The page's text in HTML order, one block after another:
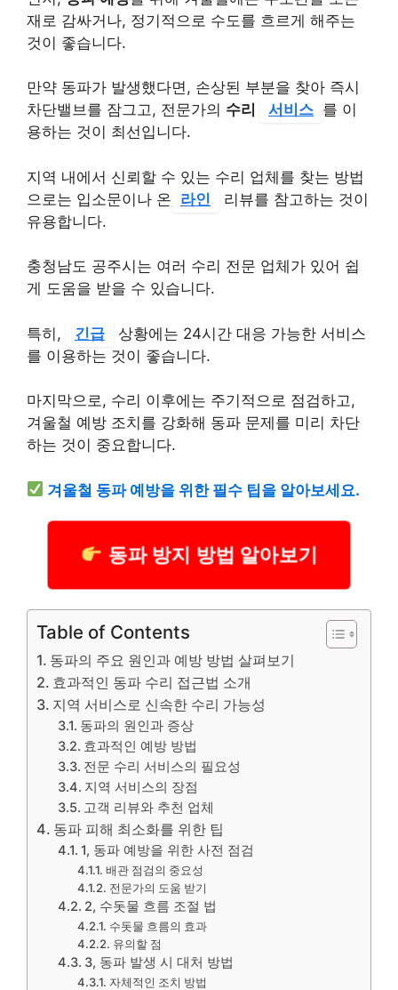
재로 감싸거나, 정기적으로 수도를 흐르게 해주는
것이 좋습니다.
만약 동파가 발생했다면, 손상된 부분을 찾아 즉시
차단밸브를 잠그고, 전문가의 수리 서비스 를 이
용하는 것이 최선입니다.
지역 내에서 신뢰할 수 있는 수리 업체를 찾는 방법
으로는 입소문이나 온 라인
리뷰를 참고하는 것이
유용합니다.
충청남도 공주시는 여러 수리 전문 업체가 있어 쉽
게 도움을 받을 수 있습니다.
특히, 긴급
상황에는 24시간 대응 가능한 서비스
를 이용하는 것이 좋습니다.
마지막으로, 수리 이후에는 주기적으로 점검하고,
겨울철 예방 조치를 강화해 동파 문제를 미리 차단
하는 것이 중요합니다.
겨울철 동파 예방을 위한 필수 팁을 알아보세요.
동파 방지 방법 알아보기
Table of Contents
동파의 주요 원인과 예방 방법 살펴보기
효과적인 동파 수리 접근법 소개
지역 서비스로 신속한 수리 가능성
동파의 원인과 증상
효과적인 예방 방법
전문 수리 서비스의 필요성
지역 서비스의 장점
고객 리뷰와 추천 업체
동파 피해 최소화를 위한 팁
1, 동파 예방을 위한 사전 점검
배관 점검의 중요성
전문가의 도움 받기
2, 수돗물 흐름 조절 법
수돗물 흐름의 효과
유의할 점
3, 동파 발생 시 대처 방법
자체적인 조치 방법